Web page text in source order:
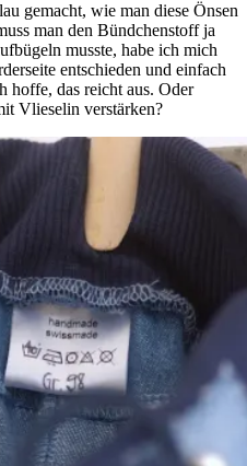
gemacht, wie man diese Önsen
man den Bündchenstoff ja
musste, habe ich mich
entschieden und einfach
hoffe, das reicht aus. Oder
Vlieselin verstärken?